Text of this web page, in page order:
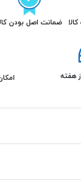
ضمانت اصل بودن